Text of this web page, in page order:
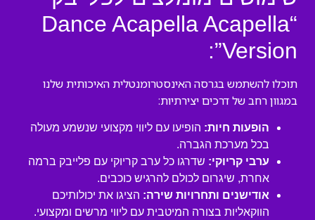
“Dance Acapella Acapella
Version”:
תוכלו להשתמש בגרסה האינסטרומנטלית האיכותית שלנו
במגוון רחב של דרכים יצירתיות:
הופעות חיות: הופיעו עם ליווי מקצועי שנשמע מעולה
בכל מערכת הגברה.
ערבי קריוקי: שדרגו כל ערב קריוקי עם פלייבק ברמה
אחרת, שיגרום לכולם להרגיש כוכבים.
אודישנים ותחרויות שירה: הציגו את יכולותיכם
הווקאליות בצורה המיטבית עם ליווי מרשים ומקצועי.